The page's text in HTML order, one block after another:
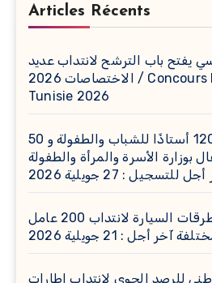
Articles Récents
يفتح باب الترشح لانتداب عديد
الاختصاصات 2026 / Concours BT Banque de
Tunisie 2026
مناظرة انتداب 120 أستاذًا للشباب والطفولة و 50
بوزارة الأسرة والمرأة والطفولة
: 27 جويلية 2026
مناظرة شركة تونس الطرقات السيارة لانتداب 200 عامل
أجل : 21 جويلية 2026
للرصد الجوي لانتداب إطارات